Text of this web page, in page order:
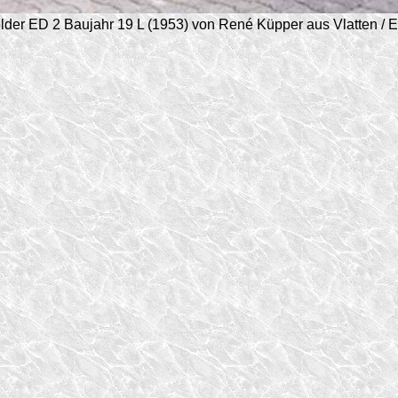
ED 2 Baujahr 19 L (1953) von René Küpper aus Vlatten /